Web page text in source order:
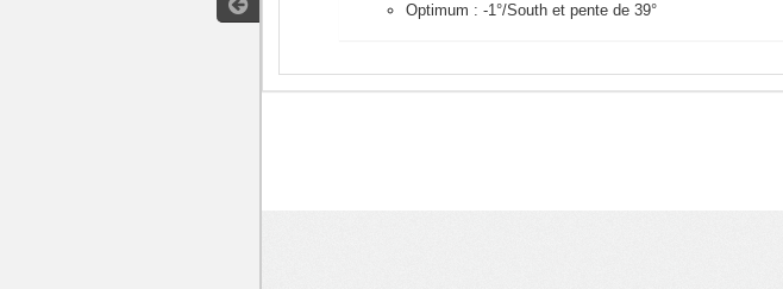
Optimum : -1°/South et pente de 39°